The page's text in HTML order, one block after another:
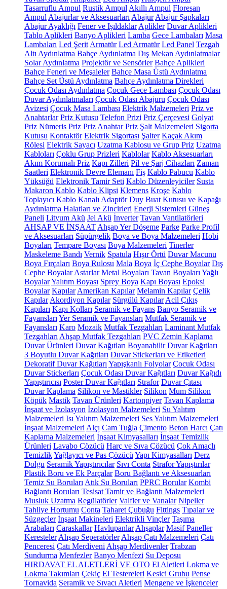
Tasarruflu Ampul Rustik Ampul Akıllı Ampul Floresan
Ampul Abajurlar ve Aksesuarları Abajur Abajur Şapkaları
Abajur Ayaklığı Fener ve Işıldaklar Aplikler Duvar Aplikleri
Tablo Aplikleri Banyo Aplikleri Lamba Gece Lambaları Masa
Lambaları Led Şerit Armatür Led Armatür Led Panel Tezgah
Altı Aydınlatma Bahçe Aydınlatma Dış Mekan Aydınlatmalar
Solar Aydınlatma Projektör ve Sensörler Bahçe Aplikleri
Bahçe Feneri ve Meşaleler Bahçe Masa Üstü Aydınlatma
Bahçe Set Üstü Aydınlatma Bahçe Aydınlatma Direkleri
Çocuk Odası Aydınlatma Çocuk Gece Lambası Çocuk Odası
Duvar Aydınlatmaları Çocuk Odası Abajuru Çocuk Odası
Avizesi Çocuk Masa Lambası Elektrik Malzemeleri Priz ve
Anahtarlar Priz Kutusu Telefon Prizi Priz Çerçevesi Golyat
Priz Nümeris Priz Priz Anahtar Priz Şalt Malzemeleri Sigorta
Kutusu Kontaktör Elektrik Sigortası Şalter Kaçak Akım
Rölesi Elektrik Sayacı Uzatma Kablosu ve Grup Priz Uzatma
Kabloları Çoklu Grup Prizleri Kablolar Kablo Aksesuarları
Akım Korumalı Priz Kapı Zilleri Pil ve Şarj Cihazları Zaman
Saatleri Elektronik Devre Elemanı Fiş Kablo Pabucu Kablo
Yüksüğü Elektronik Tamir Seti Kablo Düzenleyiciler Susta
Makaron Kablo Kablo Klipsi Klemens Kroşe Kablo
Toplayıcı Kablo Kanalı Adaptör Duy Buat Kutusu ve Kapağı
Aydınlatma Halatları ve Zincirleri Enerji Sistemleri Güneş
Paneli Lityum Akü Jel Akü İnverter Tavan Vantilatörleri
AHŞAP VE İNŞAAT Ahşap Yer Döşeme Parke Parke Profil
ve Aksesuarları Süpürgelik Boya ve Boya Malzemeleri Hobi
Boyaları Tempare Boyası Boya Malzemeleri Tinerler
Maskeleme Bandı Vernik Spatula Hışır Örtü Duvar Macunu
Boya Fırçaları Boya Rulosu Mala Boya İç Cephe Boyalar Dış
Cephe Boyalar Astarlar Metal Boyaları Tavan Boyaları Yağlı
BoyalarYalıtım Boyası Sprey Boya Kapı Boyası Epoksi
Boyalar Kapılar Amerikan Kapılar Melamin Kapılar Çelik
Kapılar Akordiyon Kapılar Sürgülü Kapılar Acil Çıkış
Kapıları Kapı Kolları Seramik ve Fayans Banyo Seramik ve
Fayansları Yer Seramik ve Fayansları Mutfak Seramik ve
Fayansları Karo Mozaik Mutfak Tezgahları Laminant Mutfak
Tezgahları Ahşap Mutfak Tezgahları PVC Zemin Kaplama
Duvar Ürünleri Duvar Kağıtları Boyanabilir Duvar Kağıtları
3 Boyutlu Duvar Kağıtları Duvar Stickerları ve Etiketleri
Dekoratif Duvar Kağıtları Yapışkanlı Folyolar Çocuk Odası
Duvar Stickerları Çocuk Odası Duvar Kağıtları Duvar Kağıdı
Yapıştırıcısı Poster Duvar Kağıtları Strafor Duvar Çıtası
Duvar Kaplama Silikon ve Mastikler Silikon Mum Silikon
Köpük Mastik Tavan Ürünleri Kartonpiyer Tavan Kaplama
İnşaat ve İzolasyon İzolasyon Malzemeleri Su Yalıtım
Malzemeleri Isı Yalıtım Malzemeleri Ses Yalıtım Malzemeleri
İnşaat Malzemeleri Alçı Cam Tuğla Çimento Beton Harcı Çatı
Kaplama Malzemeleri İnşaat Kimyasalları İnşaat Temizlik
Ürünleri Lavabo Çözücü Harç ve Sıva Çözücü Çok Amaçlı
TemizlikYağlayıcı ve Pas Çözücü Yapı Kimyasalları Derz
Dolgu Seramik Yapıştırıcılar Sıvı Conta Strafor Yapıştırılar
Plastik Boru ve Ek Parçalar Boru Bağlantı ve Aksesuarları
Temiz Su Boruları Atık Su Boruları PPRC Borular Kombi
Bağlantı Boruları Tesisat Tamir ve Bağlantı Malzemeleri
Musluk Uzatma Regülatörler Valfler ve Vanalar Nipeller
Tahliye Hortumu Conta Taharet Çubuğu Fittings Tıpalar ve
Süzgeçler İnşaat Makineleri Elektrikli Vinçler Taşıma
Arabaları Caraskallar Havlupanlar Ahşaplar Masif Paneller
Keresteler Ahşap Seperatörler Ahşap Çatı Malzemeleri Çatı
Penceresi Çatı Merdiveni Ahşap Merdivenler Trabzan
Sundurma Menfezler Banyo Menfezi Su Deposu
HIRDAVAT EL ALETLERİ VE OTO El Aletleri Lokma ve
Lokma Takımları Çekiç El Testereleri Kesici Grubu Pense
Tornavida Seramik ve Sıvacı Aletleri Mengene ve İşkenceler